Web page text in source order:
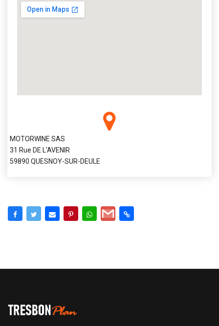
MOTORWINE SAS
31 Rue DE L'AVENIR
59890 QUESNOY-SUR-DEULE